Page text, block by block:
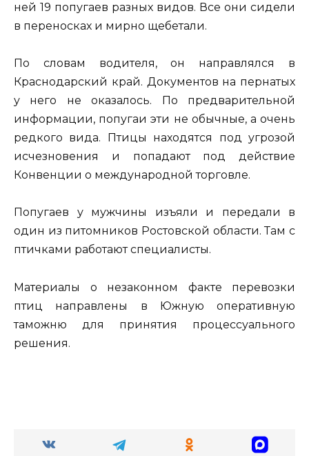
ней 19 попугаев разных видов. Все они сидели
в переносках и мирно щебетали.
По словам водителя, он направлялся в
Краснодарский край. Документов на пернатых
у него не оказалось. По предварительной
информации, попугаи эти не обычные, а очень
редкого вида. Птицы находятся под угрозой
исчезновения и попадают под действие
Конвенции о международной торговле.
Попугаев у мужчины изъяли и передали в
один из питомников Ростовской области. Там с
птичками работают специалисты.
Материалы о незаконном факте перевозки
птиц направлены в Южную оперативную
таможню для принятия процессуального
решения.